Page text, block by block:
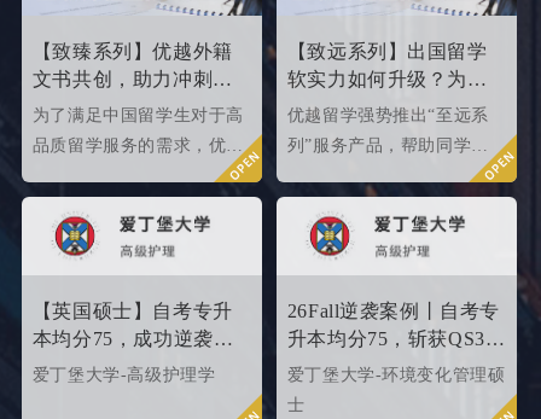
准备25fall硕士申请的同学
如何。
【致臻系列】优越外籍
文书共创，助力冲刺世
界名校硕士offer！
为了满足中国留学生对于高
品质留学服务的需求，优越
留学推出了更适合世界名校
服务产品。该留学服务产品
以外籍文书高端定制为核
新等留学多地域，包含本科/
在帮助更多学生拿下理想院
【致远系列】出国留学
软实力如何升级？为
2026/2027fall冲刺度身定
制！
优越留学强势推出“至远系
列”服务产品，帮助同学们
【英国硕士】自考专升
本均分75，成功逆袭
QS34爱丁堡高级护理硕
爱丁堡大学-高级护理学
26Fall逆袭案例丨自考专
升本均分75，斩获QS35
爱丁堡高级护理硕士！
爱丁堡大学-环境变化管理硕
士